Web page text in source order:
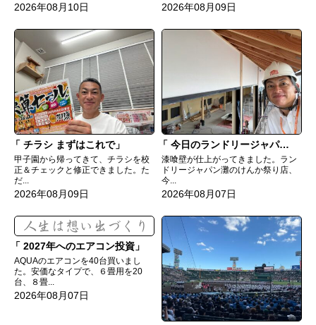
2026年08月10日 2026年08月09日
チラシ まずはこれで
甲子園から帰ってきて、チラシを校
正＆チェックと修正できました。た
だ...
2026年08月09日
今日のランドリージャパン灘のけんか祭り店
漆喰壁が仕上がってきました。ラン
ドリージャパン灘のけんか祭り店、
今...
2026年08月07日
2027年へのエアコン投資
AQUAのエアコンを40台買いまし
た。安価なタイプで、６畳用を20
台、８畳...
2026年08月07日